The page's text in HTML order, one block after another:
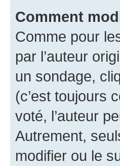
Comment
Comme pour
par l’auteur
un sondage,
(c’est toujours
voté, l’auteur
Autrement,
modifier ou le